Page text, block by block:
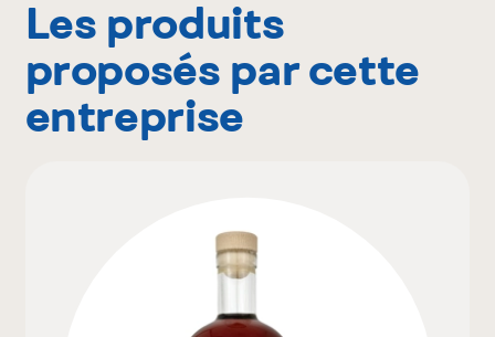
Les produits
proposés par cette
entreprise